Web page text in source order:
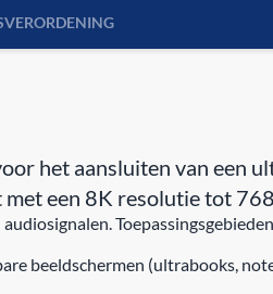
het aansluiten van een
een 8K resolutie tot
beeldschermen (ultrabooks,